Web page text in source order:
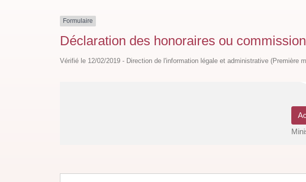
Formulaire
Déclaration des honoraires ou
Vérifié le 12/02/2019 - Direction de l'information légale et administrative (Première